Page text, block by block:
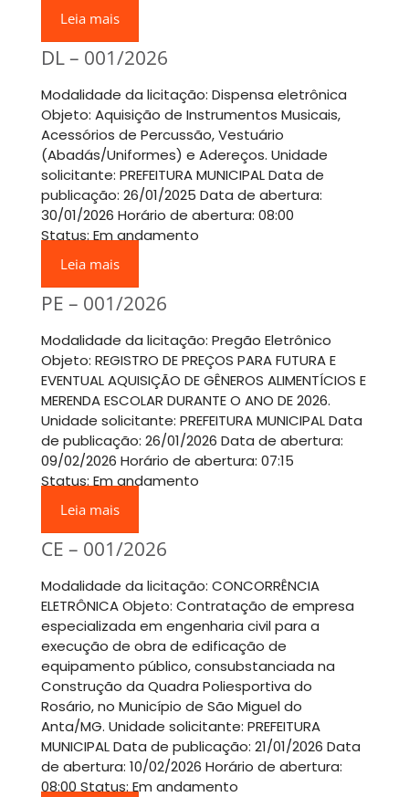
Leia mais
DL – 001/2026
Modalidade da licitação: Dispensa eletrônica
Objeto: Aquisição de Instrumentos Musicais,
Acessórios de Percussão, Vestuário
(Abadás/Uniformes) e Adereços. Unidade
solicitante: PREFEITURA MUNICIPAL Data de
publicação: 26/01/2025 Data de abertura:
30/01/2026 Horário de abertura: 08:00
Status: Em andamento
Leia mais
PE – 001/2026
Modalidade da licitação: Pregão Eletrônico
Objeto: REGISTRO DE PREÇOS PARA FUTURA E
EVENTUAL AQUISIÇÃO DE GÊNEROS ALIMENTÍCIOS E
MERENDA ESCOLAR DURANTE O ANO DE 2026.
Unidade solicitante: PREFEITURA MUNICIPAL Data
de publicação: 26/01/2026 Data de abertura:
09/02/2026 Horário de abertura: 07:15
Status: Em andamento
Leia mais
CE – 001/2026
Modalidade da licitação: CONCORRÊNCIA
ELETRÔNICA Objeto: Contratação de empresa
especializada em engenharia civil para a
execução de obra de edificação de
equipamento público, consubstanciada na
Construção da Quadra Poliesportiva do
Rosário, no Município de São Miguel do
Anta/MG. Unidade solicitante: PREFEITURA
MUNICIPAL Data de publicação: 21/01/2026 Data
de abertura: 10/02/2026 Horário de abertura:
08:00 Status: Em andamento